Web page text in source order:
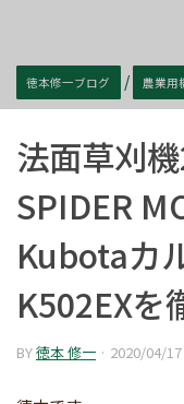
コンテンツへスキ
徳本修一ブログ / 農業用
法面草刈
SPIDER
Kubotaカ
K502EXを
BY徳本 修一 · 2020/04/17